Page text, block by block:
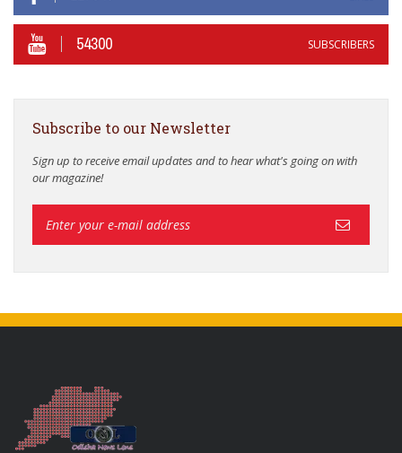
54300 SUBSCRIBERS
Subscribe to our Newsletter
Sign up to receive email updates and to hear what's going on with
our magazine!